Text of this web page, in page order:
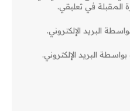
المقبلة في تعليقي.
البريد الإلكتروني.
البريد الإلكتروني.